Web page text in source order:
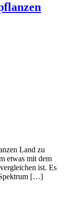
Land zu
etwas mit dem
ist. Es
Spektrum […]